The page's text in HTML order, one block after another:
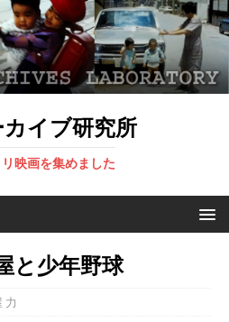
イブ研究所
映画を集めました
と少年野球
力